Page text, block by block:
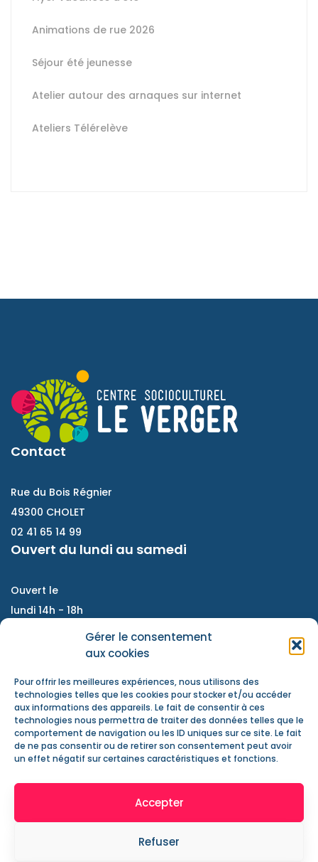
Gérer le consentement
aux cookies
Pour offrir les meilleures expériences, nous utilisons des
technologies telles que les cookies pour stocker et/ou accéder
aux informations des appareils. Le fait de consentir à ces
technologies nous permettra de traiter des données telles que le
comportement de navigation ou les ID uniques sur ce site. Le fait
de ne pas consentir ou de retirer son consentement peut avoir
un effet négatif sur certaines caractéristiques et fonctions.
Accepter
Refuser
Animations de rue 2026
Séjour été jeunesse
Atelier autour des arnaques sur internet
Ateliers Télérelève
Contact
Rue du Bois Régnier
49300 CHOLET
02 41 65 14 99
Ouvert du lundi au samedi
Ouvert le
lundi 14h - 18h
Du mardi au vendredi :
9h - 12h / 14h- 18h
d'échanges, information jeunesse
Nous contacter
Actualités
Mentions Légales